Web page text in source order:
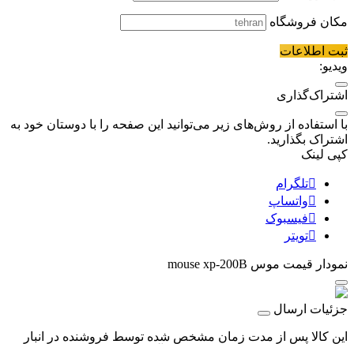
مکان فروشگاه
ثبت اطلاعات
ویدیو:
اشتراک‌گذاری
با استفاده از روش‌های زیر می‌توانید این صفحه را با دوستان خود به
اشتراک بگذارید.
کپی لینک
تلگرام
واتساپ
فیسبوک
تویتر
نمودار قیمت موس mouse xp-200B
جزئیات ارسال
این کالا پس از مدت زمان مشخص شده توسط فروشنده در انبار